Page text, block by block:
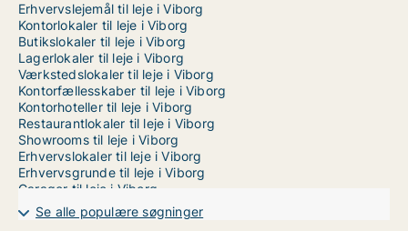
Erhvervslejemål til leje i Viborg
Kontorlokaler til leje i Viborg
Butikslokaler til leje i Viborg
Lagerlokaler til leje i Viborg
Værkstedslokaler til leje i Viborg
Kontorfællesskaber til leje i Viborg
Kontorhoteller til leje i Viborg
Restaurantlokaler til leje i Viborg
Showrooms til leje i Viborg
Erhvervslokaler til leje i Viborg
Erhvervsgrunde til leje i Viborg
Garager til leje i Viborg
Kliniklokaler til leje i Randers
Kliniklokaler til leje i Vejle
Se alle populære søgninger